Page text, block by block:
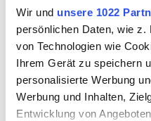
Wir und unsere 1022
persönlichen Daten, wie
von Technologien wie
Ihrem Gerät zu speichern
personalisierte Werbung
Werbung und Inhalten,
Entwicklung von
Zeit